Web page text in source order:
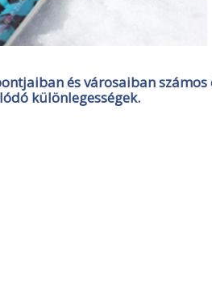
és városaiban számos
különlegességek.